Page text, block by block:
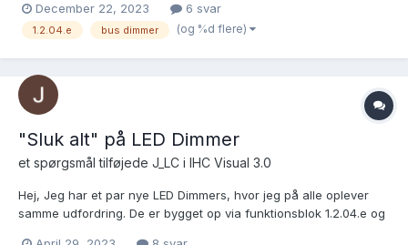
har 2-kanal dimmere på samtlige loftspots, og det hele er som
sådan oppe og køre, men jeg ville rigtig gerne hav...
December 22, 2023 6 svar
1.2.04.e bus dimmer (og %d flere)
"Sluk alt" på LED Dimmer
et spørgsmål tilføjede J_LC i IHC Visual 3.0
Hej, Jeg har et par nye LED Dimmers, hvor jeg på alle oplever
samme udfordring. De er bygget op via funktionsblok 1.2.04.e og